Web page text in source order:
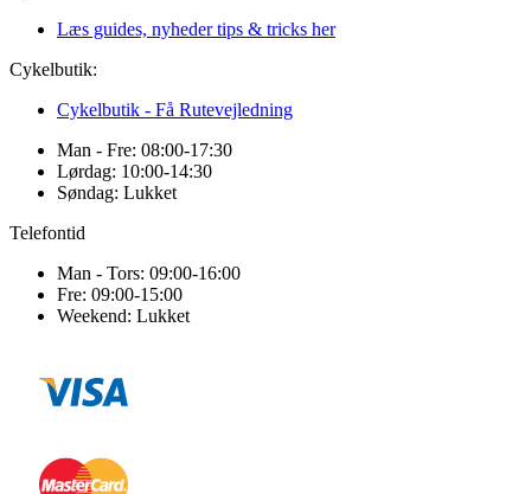
Læs guides, nyheder tips & tricks her
Cykelbutik:
Cykelbutik - Få Rutevejledning
Man - Fre: 08:00-17:30
Lørdag: 10:00-14:30
Søndag: Lukket
Telefontid
Man - Tors: 09:00-16:00
Fre: 09:00-15:00
Weekend: Lukket